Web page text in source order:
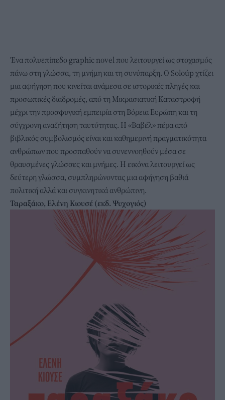
Ένα πολυεπίπεδο graphic novel που λειτουργεί ως στοχασμός
πάνω στη γλώσσα, τη μνήμη και τη συνύπαρξη. Ο Soloúp χτίζει
μια αφήγηση που κινείται ανάμεσα σε ιστορικές πληγές και
προσωπικές διαδρομές, από τη Μικρασιατική Καταστροφή
μέχρι την προσφυγική εμπειρία στη Βόρεια Ευρώπη και τη
σύγχρονη αναζήτηση ταυτότητας. Η «Βαβέλ» πέρα από
βιβλικός συμβολισμός είναι και καθημερινή πραγματικότητα
ανθρώπων που προσπαθούν να συνεννοηθούν μέσα σε
θραυσμένες γλώσσες και μνήμες. Η εικόνα λειτουργεί ως
δεύτερη γλώσσα, συμπληρώνοντας μια αφήγηση βαθιά
πολιτική αλλά και συγκινητικά ανθρώπινη.
Ταραξάκο, Ελένη Κιουσέ (εκδ. Ψυχογιός)